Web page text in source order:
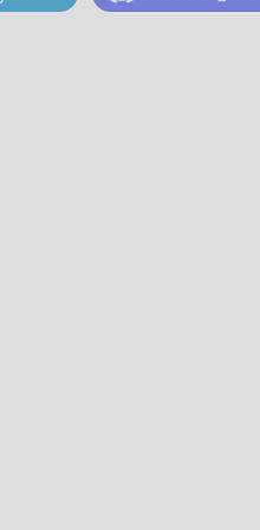
moddroid non solo ti
Basketball non
Basta scaricare il client
moddroid e gioca!
il suo gameplay unico lo ha
giochi sports, in
l'intero gioco e goderti la
ha creato appositamente
con tutti gli amanti
il sports gioco con tutti i
uno stile artistico unico e